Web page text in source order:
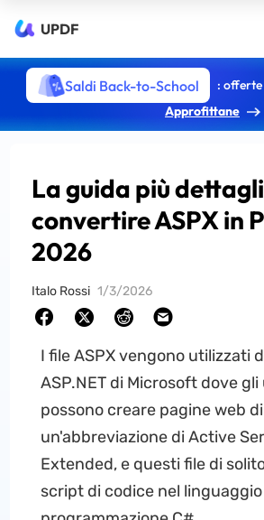
UPDF
Saldi Back-to-School
: offerte
Approfittane
La guida più
convertire ASPX in
2026
Italo Rossi 1/3/2026
I file ASPX vengono utilizzati
ASP.NET di Microsoft dove
possono creare pagine web
un'abbreviazione di Active
Extended, e questi file di
script di codice nel